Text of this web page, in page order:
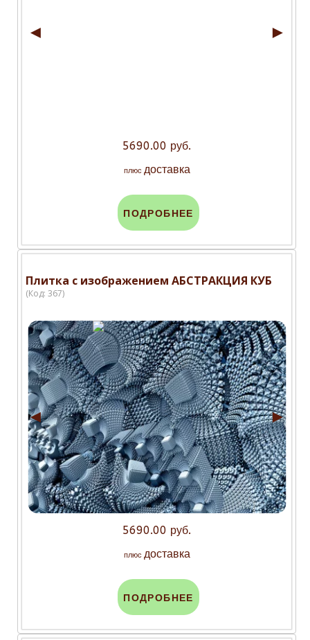
◄ ►
5690.00 руб.
плюс доставка
ПОДРОБНЕЕ
Плитка с изображением АБСТРАКЦИЯ КУБ
(Код: 367)
◄ ►
5690.00 руб.
плюс доставка
ПОДРОБНЕЕ